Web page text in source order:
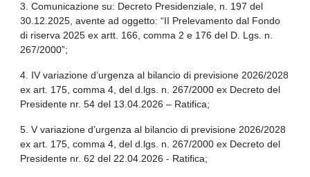
3. Comunicazione su: Decreto Presidenziale, n. 197 del
30.12.2025, avente ad oggetto: “II Prelevamento dal Fondo
di riserva 2025 ex artt. 166, comma 2 e 176 del D. Lgs. n.
267/2000”;
4. IV variazione d’urgenza al bilancio di previsione 2026/2028
ex art. 175, comma 4, del d.lgs. n. 267/2000 ex Decreto del
Presidente nr. 54 del 13.04.2026 – Ratifica;
5. V variazione d’urgenza al bilancio di previsione 2026/2028
ex art. 175, comma 4, del d.lgs. n. 267/2000 ex Decreto del
Presidente nr. 62 del 22.04.2026 - Ratifica;